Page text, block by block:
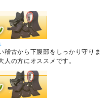
稽古から下腹部をしっかり守りま
の方にオススメです。